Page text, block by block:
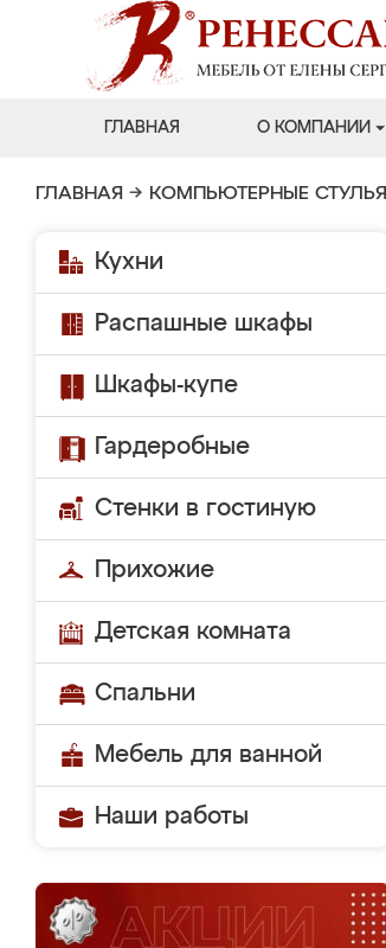
ГЛАВНАЯ О КОМПАНИИ
ГЛАВНАЯ → КОМПЬЮТЕРНЫЕ СТУЛЬЯ
Кухни
Распашные шкафы
Шкафы-купе
Гардеробные
Стенки в гостиную
Прихожие
Детская комната
Спальни
Мебель для ванной
Наши работы